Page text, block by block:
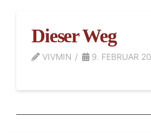
Dieser Weg
VIVMIN 9. FEBRUAR